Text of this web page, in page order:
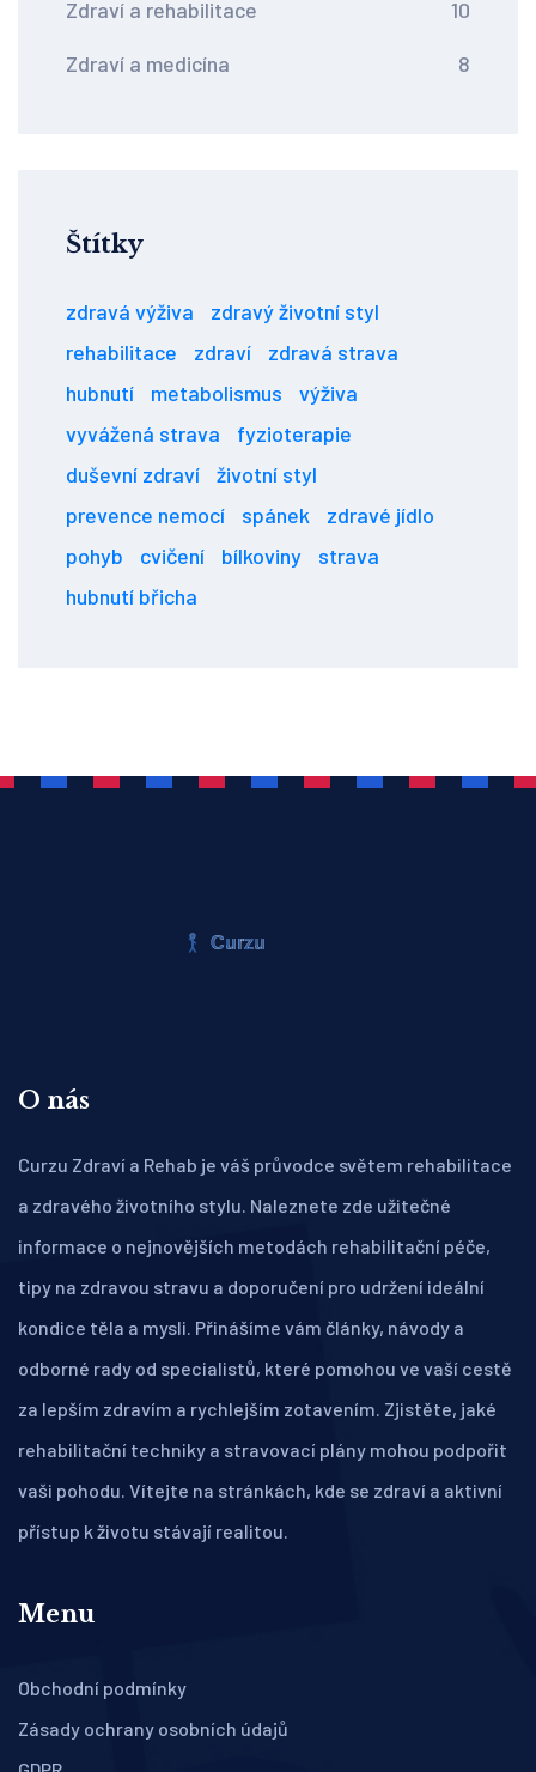
Zdraví a rehabilitace 10
Zdraví a medicína 8
Štítky
zdravá výživa
zdravý životní styl
rehabilitace
zdraví
zdravá strava
hubnutí
metabolismus
výživa
vyvážená strava
fyzioterapie
duševní zdraví
životní styl
prevence nemocí
spánek
zdravé jídlo
pohyb
cvičení bílkoviny
strava
hubnutí břicha
O nás
Curzu Zdraví a Rehab je váš průvodce světem rehabilitace
a zdravého životního stylu. Naleznete zde užitečné
informace o nejnovějších metodách rehabilitační péče,
tipy na zdravou stravu a doporučení pro udržení ideální
kondice těla a mysli. Přinášíme vám články, návody a
odborné rady od specialistů, které pomohou ve vaší cestě
za lepším zdravím a rychlejším zotavením. Zjistěte, jaké
rehabilitační techniky a stravovací plány mohou podpořit
vaši pohodu. Vítejte na stránkách, kde se zdraví a aktivní
přístup k životu stávají realitou.
Menu
Obchodní podmínky
Zásady ochrany osobních údajů